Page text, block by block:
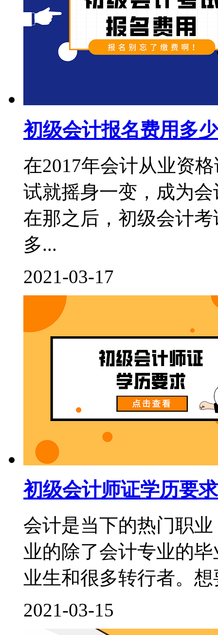
初级会计报名费用多
在2017年会计从业资
试就摇身一变，成为
在那之后，初级会计
多...
2021-03-17
初级会计师证学历要
会计是当下的热门职
业的除了会计专业的
业生和很多转行者。
2021-03-15